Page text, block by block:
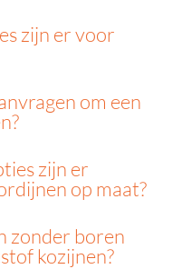
zijn er voor
om een
zijn er
op maat?
zonder boren
kozijnen?